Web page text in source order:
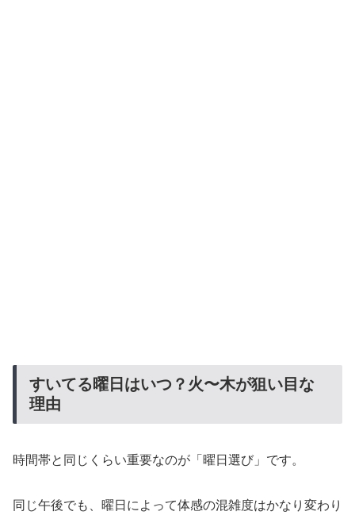
すいてる曜日はいつ？火〜木が狙い目な
理由
時間帯と同じくらい重要なのが「曜日選び」です。
同じ午後でも、曜日によって体感の混雑度はかなり変わり